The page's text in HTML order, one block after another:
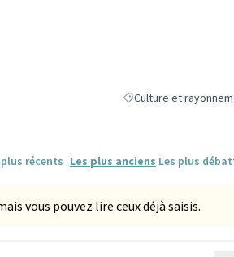
Filtrer les résultats de
Culture et
plus récents Les plus anciens Les plus
vous pouvez lire ceux déjà saisis.